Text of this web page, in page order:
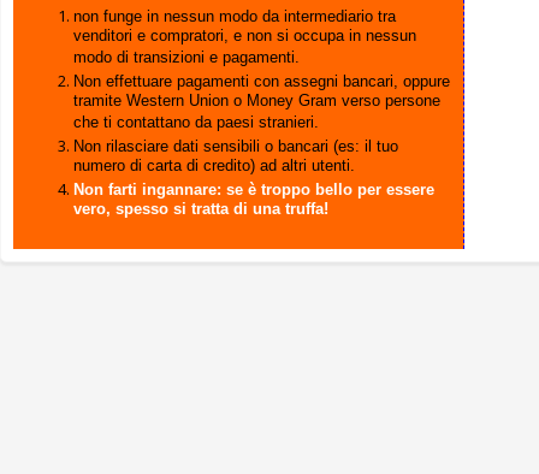
non funge in nessun modo da intermediario tra
venditori e compratori, e non si occupa in nessun
modo di transizioni e pagamenti.
Non effettuare pagamenti con assegni bancari, oppure
tramite Western Union o Money Gram verso persone
che ti contattano da paesi stranieri.
Non rilasciare dati sensibili o bancari (es: il tuo
numero di carta di credito) ad altri utenti.
Non farti ingannare: se è troppo bello per essere
vero, spesso si tratta di una truffa!